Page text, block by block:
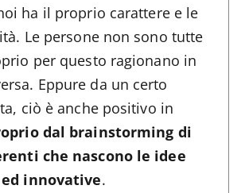
ha il proprio carattere e le
Le persone non sono tutte
per questo ragionano in
Eppure da un certo
ciò è anche positivo in
dal brainstorming di
che nascono le idee
innovative.